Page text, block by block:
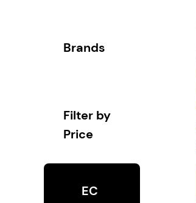
Brands
Filter by
Price
EC